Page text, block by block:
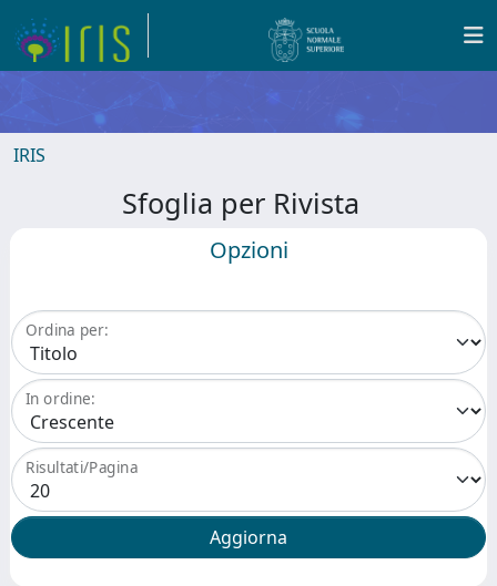
IRIS
Sfoglia per Rivista
Opzioni
Ordina per:
In ordine:
Risultati/Pagina